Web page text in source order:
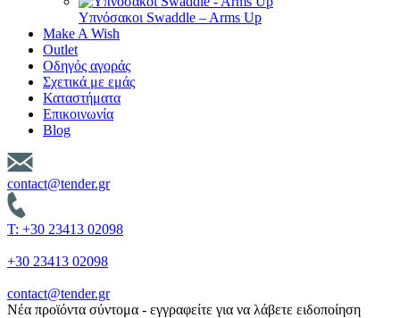
Υπνόσακοι Swaddle – Arms Up
Make A Wish
Outlet
Οδηγός αγοράς
Σχετικά με εμάς
Καταστήματα
Επικοινωνία
Blog
contact@tender.gr
T: +30 23413 02098
+30 23413 02098
contact@tender.gr
Νέα προϊόντα σύντομα - εγγραφείτε για να λάβετε ειδοποίηση